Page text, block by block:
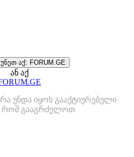
აქ: FORUM.GE
ან აქ
უნდა იყოს გააქტიურებული
რომ გააგრძელოთ